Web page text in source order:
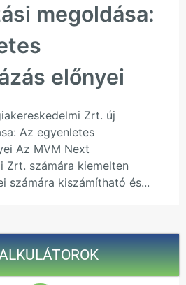
megoldása:
előnyei
Zrt. új
Az egyenletes
Az MVM Next
Zrt. számára kiemelten
számára kiszámítható és...